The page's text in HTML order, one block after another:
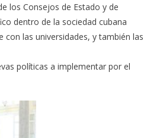
los Consejos de Estado y de
dentro de la sociedad cubana
las universidades, y también las
políticas a implementar por el